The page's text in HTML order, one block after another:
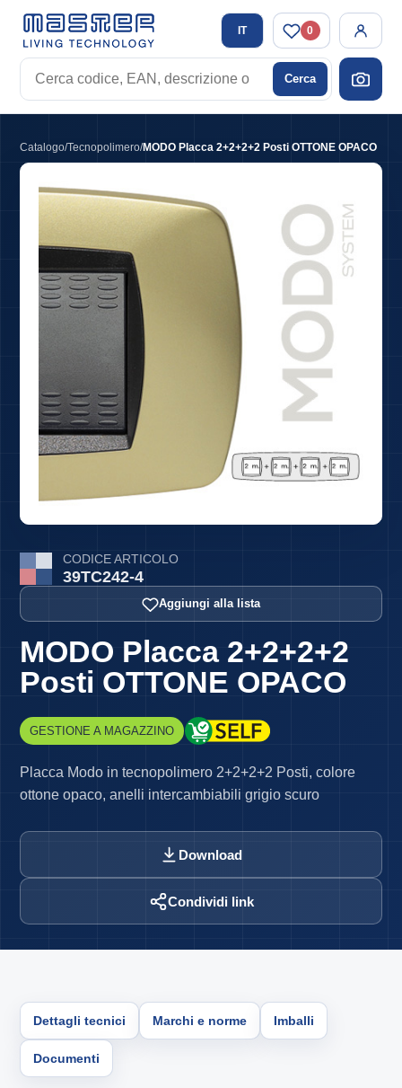
Cerca
EAN,
o
tag
Cerca
IT 0
Catalogo/Tecnopolimero/MODO Placca 2+2+2+2 Posti OTTONE OPACO
CODICE ARTICOLO
39TC242-4
Aggiungi alla lista
MODO Placca 2+2+2+2
Posti OTTONE OPACO
GESTIONE A MAGAZZINO
Placca Modo in tecnopolimero 2+2+2+2 Posti, colore
ottone opaco, anelli intercambiabili grigio scuro
Download
Condividi link
Dettagli tecnici Marchi e norme Imballi
Documenti